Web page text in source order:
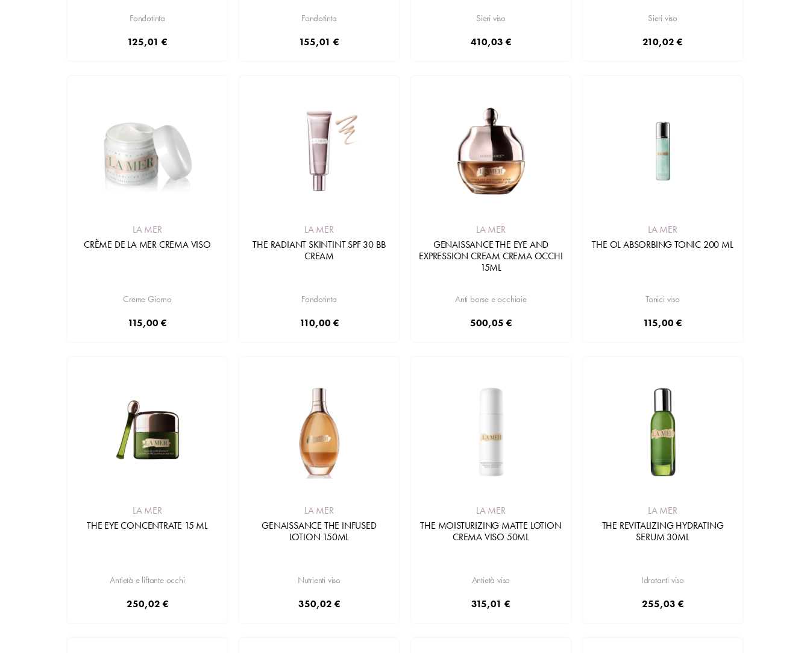
Fondotinta
125,01 €
Fondotinta
155,01 €
Sieri viso
410,03 €
Sieri viso
210,02 €
LA MER
CRÈME DE LA MER CREMA VISO
Creme Giorno
115,00 €
LA MER
THE RADIANT SKINTINT SPF 30 BB
CREAM
Fondotinta
110,00 €
LA MER
GENAISSANCE THE EYE AND
EXPRESSION CREAM CREMA OCCHI
15ML
Anti borse e occhiaie
500,05 €
LA MER
THE OL ABSORBING TONIC 200 ML
Tonici viso
115,00 €
LA MER
THE EYE CONCENTRATE 15 ML
Antietà e liftante occhi
250,02 €
LA MER
GENAISSANCE THE INFUSED
LOTION 150ML
Nutrienti viso
350,02 €
LA MER
THE MOISTURIZING MATTE LOTION
CREMA VISO 50ML
Antietà viso
315,01 €
LA MER
THE REVITALIZING HYDRATING
SERUM 30ML
Idratanti viso
255,03 €